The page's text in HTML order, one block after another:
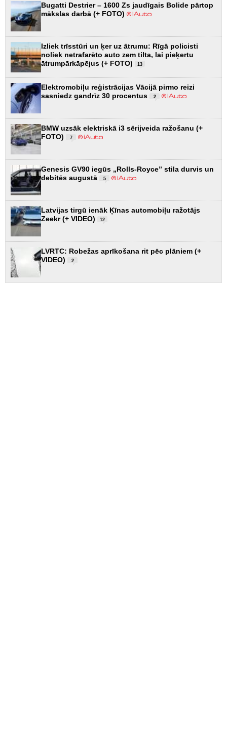
Bugatti Destrier – 1600 Zs jaudīgais Bolide pārtop
mākslas darbā (+ FOTO)
Izliek trīsstūri un ķer uz ātrumu: Rīgā policisti
noliek netrafarēto auto zem tilta, lai pieķertu
ātrumpārkāpējus (+ FOTO)
13
Elektromobiļu reģistrācijas Vācijā pirmo reizi
sasniedz gandrīz 30 procentus
2
BMW uzsāk elektriskā i3 sērijveida ražošanu (+
FOTO)
7
Genesis GV90 iegūs „Rolls-Royce” stila durvis un
debitēs augustā
5
Latvijas tirgū ienāk Ķīnas automobiļu ražotājs
Zeekr (+ VIDEO)
12
LVRTC: Robežas aprīkošana rit pēc plāniem (+
VIDEO)
2